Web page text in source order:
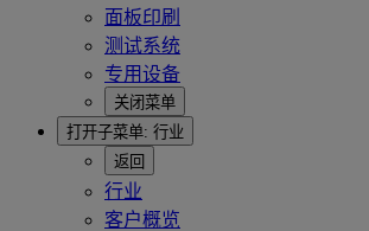
面板印刷
测试系统
专用设备
关闭菜单
打开子菜单: 行业
返回
行业
客户概览